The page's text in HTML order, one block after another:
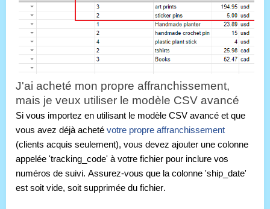
J'ai acheté mon propre affranchissement,
mais je veux utiliser le modèle CSV avancé
Si vous importez en utilisant le modèle CSV avancé et que
vous avez déjà acheté votre propre affranchissement
(clients acquis seulement), vous devez ajouter une colonne
appelée 'tracking_code' à votre fichier pour inclure vos
numéros de suivi. Assurez-vous que la colonne 'ship_date'
est soit vide, soit supprimée du fichier.